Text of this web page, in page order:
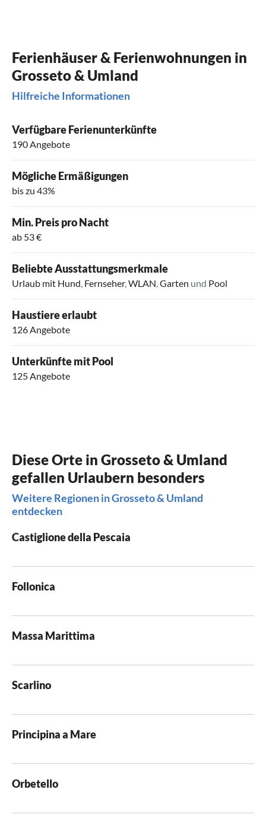
Ferienhäuser & Ferienwohnungen in
Grosseto & Umland
Hilfreiche Informationen
Verfügbare Ferienunterkünfte
190 Angebote
Mögliche Ermäßigungen
bis zu 43%
Min. Preis pro Nacht
ab 53 €
Beliebte Ausstattungsmerkmale
Urlaub mit Hund, Fernseher,WLAN,Garten und Pool
Haustiere erlaubt
126 Angebote
Unterkünfte mit Pool
125 Angebote
Diese Orte in Grosseto & Umland
gefallen Urlaubern besonders
Weitere Regionen in Grosseto & Umland
entdecken
Castiglione della Pescaia
Follonica
Massa Marittima
Scarlino
Principina a Mare
Orbetello